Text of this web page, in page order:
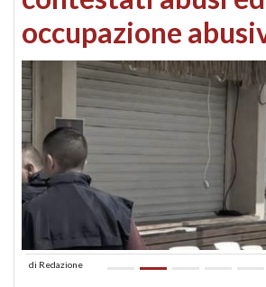
occupazione
di Redazione